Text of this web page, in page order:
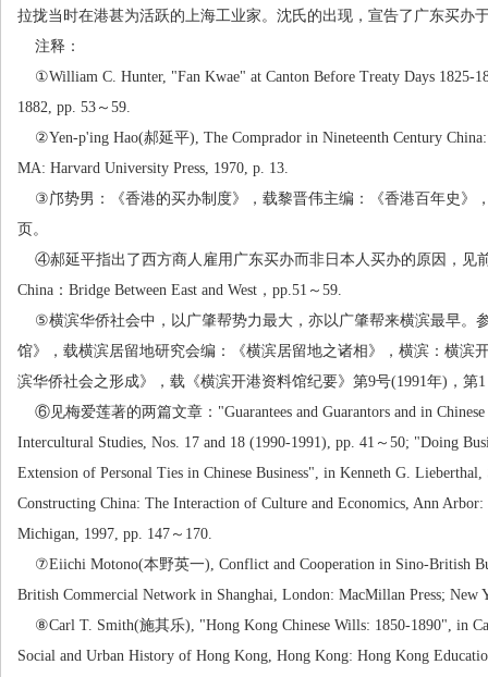
拉拢当时在港甚为活跃的上海工业家。沈氏的出现，宣告了广东买办
注释：
①William C. Hunter, "Fan Kwae" at Canton Before Treaty Days 1825-
1882, pp. 53 ～ 59.
②Yen-p'ing Hao(郝延平), The Comprador in Nineteenth Century
MA: Harvard University Press, 1970, p. 13.
③邝势男：《香港的买办制度》，载黎晋伟主编：《香港百年史》
页。
④郝延平指出了西方商人雇用广东买办而非日本人买办的原因，见
China ： Bridge Between East and West ， pp.51 ～ 59.
⑤横滨华侨社会中，以广肇帮势力最大，亦以广肇帮来横滨最早。
馆》，载横滨居留地研究会编：《横滨居留地之诸相》，横滨：横滨
滨华侨社会之形成》，载《横滨开港资料馆纪要》第9号(1991年) ，第1
⑥见梅爱莲著的两篇文章： "Guarantees and Guarantors and in
Intercultural Studies, Nos. 17 and 18 (1990-1991), pp. 41 ～ 50; "Doing
Extension of Personal Ties in Chinese Business", in Kenneth G.
Constructing China: The Interaction of Culture and Economics, Ann
Michigan, 1997, pp. 147 ～ 170.
⑦Eiichi Motono(本野英一), Conflict and Cooperation in Sino-British
British Commercial Network in Shanghai, London: MacMillan Press; New
⑧Carl T. Smith(施其乐), "Hong Kong Chinese Wills: 1850-1890", in
Social and Urban History of Hong Kong, Hong Kong: Hong Kong